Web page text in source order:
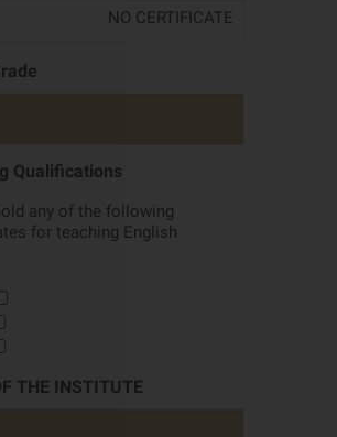
Qualifications
any of the following
for teaching English?
THE INSTITUTE